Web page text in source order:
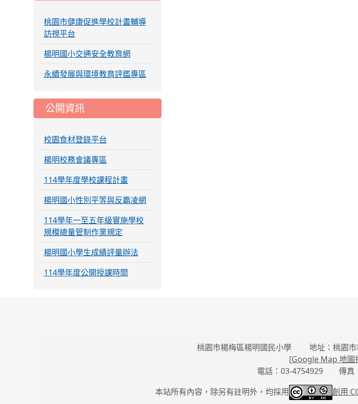
桃園市健康促進學校計畫輔導
訪視平台
楊明國小交通安全教育網
永續發展與環境教育評鑑專區
公開資訊
校園食材登錄平台
楊明校務會議專區
114學年度學校課程計畫
楊明國小性別平等與反霸凌網
114學年一至五年級實施學校
規模總量管制作業規定
楊明國小學生成績評量辦法
114學年度公開授課時間
桃園市楊梅區楊明國民小學 地址：桃園市
[Google Map 地圖
電話：03-4754929 傳真
本站所有內容，除另有註明外，均採用
創用